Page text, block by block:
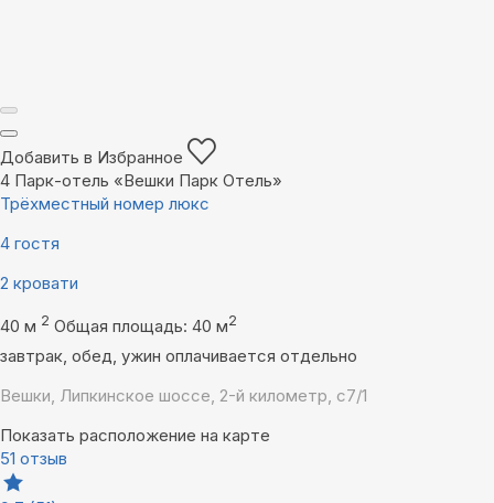
Добавить в Избранное
4 Парк-отель «Вешки Парк Отель»
Трёхместный номер люкс
4 гостя
2 кровати
40 м 2 Общая площадь: 40 м2
завтрак, обед, ужин оплачивается отдельно
Вешки, Липкинское шоссе, 2-й километр, с7/1
Показать расположение на карте
51 отзыв